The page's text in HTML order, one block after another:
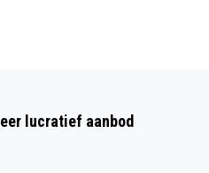
lucratief aanbod